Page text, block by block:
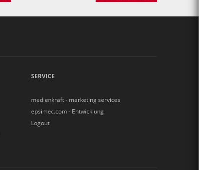
SERVICE
medienkraft - marketing services
epsimec.com - Entwicklung
Logout